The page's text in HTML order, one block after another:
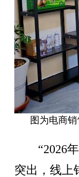
图为电商
“2026年
突出，线上